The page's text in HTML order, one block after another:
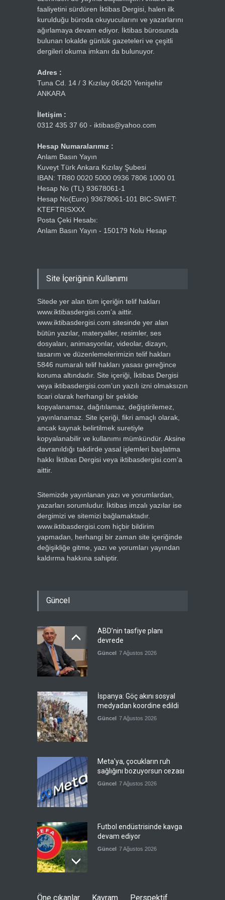
faaliyetini sürdüren İktibas Dergisi, halen ilk
kurulduğu büroda okuyucularını ve yazarlarını
ağırlamaya devam ediyor. İktibas bürosunda
bulunan lokalde günlük gazeteleri ve çeşitli
dergileri okuma imkanı da bulunuyor.
Adres :
Tuna Cd. 14 / 3 Kızılay 06420 Yenişehir
ANKARA
İletişim :
0312 435 37 60 - iktibas@yahoo.com
Hesap Numaralarımız :
Anlam Basın Yayın
Kuveyt Türk Ankara Kızılay Şubesi
IBAN: TR80 0020 5000 0936 7806 1000 01
Hesap No (TL) 93678061-1
Hesap No(Euro) 93678061-101 BIC-SWIFT:
KTEFTRISXXX
Posta Çeki Hesabı:
Anlam Basın Yayın - 150179 Nolu Hesap
Site İçeriğinin Kullanımı
Sitede yer alan tüm içeriğin telif hakları
www.iktibasdergisi.com’a aittir.
www.iktibasdergisi.com sitesinde yer alan
bütün yazılar, materyaller, resimler, ses
dosyaları, animasyonlar, videolar, dizayn,
tasarım ve düzenlemelerimizin telif hakları
5846 numaralı telif hakları yasası gereğince
koruma altındadır. Site içeriği, İktibas Dergisi
veya iktibasdergisi.com’un yazılı izni olmaksızın
ticari olarak herhangi bir şekilde
kopyalanamaz, dağıtılamaz, değiştirilemez,
yayınlanamaz. Site içeriği, fikri amaçlı olarak,
ancak kaynak belirtilmek suretiyle
kopyalanabilir ve kullanımı mümkündür. Aksine
davranıldığı takdirde yasal işlemleri başlatma
hakkı İktibas Dergisi veya iktibasdergisi.com’a
aittir.
Sitemizde yayınlanan yazı ve yorumlardan,
yazarları sorumludur. İktibas imzalı yazılar ise
dergimizi ve sitemizi bağlamaktadır.
www.iktibasdergisi.com hiçbir bildirim
yapmadan, herhangi bir zaman site içeriğinde
değişikliğe gitme, yazı ve yorumları yayından
kaldırma hakkına sahiptir.
Güncel
ABD’nin tasfiye planı
devrede
Güncel 7 Ağustos 2026
İspanya: Göç akını sosyal
medyadan koordine edildi
Güncel 7 Ağustos 2026
Meta'ya, çocukların ruh
sağlığını bozuyorsun cezası
Güncel 7 Ağustos 2026
Futbol endüstrisinde kavga
devam ediyor
Güncel 7 Ağustos 2026
Suudi Arabistan, Türkiye ve
Öne çıkanlar Kavram Perspektif